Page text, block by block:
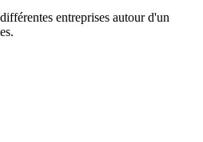
entreprises autour d'un